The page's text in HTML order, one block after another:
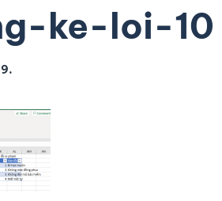
ke-loi-10
.